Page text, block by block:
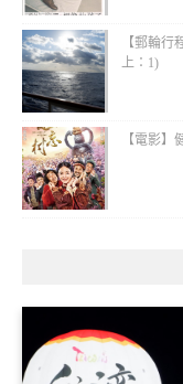
【郵輪行
上：1)
【電影】